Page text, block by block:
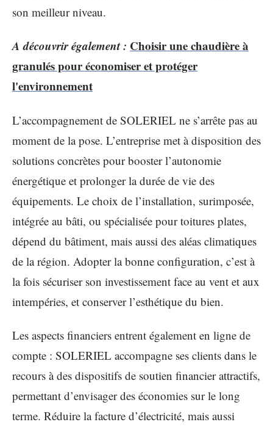
son meilleur niveau.
A découvrir également : Choisir une chaudière à
granulés pour économiser et protéger
l'environnement
L’accompagnement de SOLERIEL ne s’arrête pas au
moment de la pose. L’entreprise met à disposition des
solutions concrètes pour booster l’autonomie
énergétique et prolonger la durée de vie des
équipements. Le choix de l’installation, surimposée,
intégrée au bâti, ou spécialisée pour toitures plates,
dépend du bâtiment, mais aussi des aléas climatiques
de la région. Adopter la bonne configuration, c’est à
la fois sécuriser son investissement face au vent et aux
intempéries, et conserver l’esthétique du bien.
Les aspects financiers entrent également en ligne de
compte : SOLERIEL accompagne ses clients dans le
recours à des dispositifs de soutien financier attractifs,
permettant d’envisager des économies sur le long
terme. Réduire la facture d’électricité, mais aussi